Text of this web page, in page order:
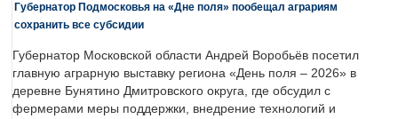
Губернатор Подмосковья на «Дне поля» пообещал аграриям
сохранить все субсидии
Губернатор Московской области Андрей Воробьёв посетил
главную аграрную выставку региона «День поля – 2026» в
деревне Бунятино Дмитровского округа, где обсудил с
фермерами меры поддержки, внедрение технологий и